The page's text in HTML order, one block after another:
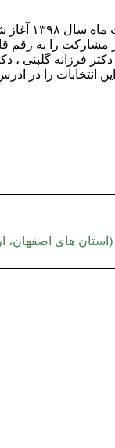
انتخابات انجمن علمی مامایی
، دکتر فرزانه گلبنی
هاى اصفهان،